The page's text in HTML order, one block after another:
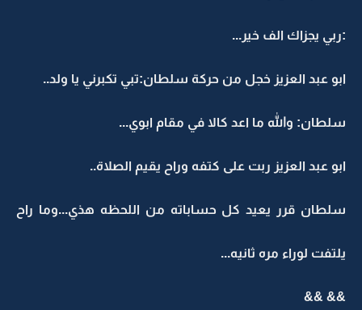
:ربي يجزاك الف خير...
ابو عبد العزيز خجل من حركة سلطان:تبي تكبرني يا ولد..
سلطان: والله ما اعد كالا في مقام ابوي...
ابو عبد العزيز ربت على كتفه وراح يقيم الصلاة..
سلطان قرر يعيد كل حساباته من اللحظه هذي...وما راح
يلتفت لوراء مره ثانيه...
&& &&